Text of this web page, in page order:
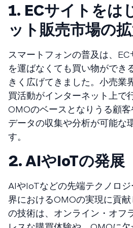
1. ECサイトをは
ット販売市場の
スマートフォンの普及は、
を運ばなくても買い物ができ
きく広げてきました。小売業
買活動がインターネット上で
OMOのベースとなりうる顧
データの収集や分析が可能な
す。
2. AIやIoTの発展
AIやIoTなどの先端テクノロ
界におけるOMOの実現に貢
の技術は、オンライン・オフ